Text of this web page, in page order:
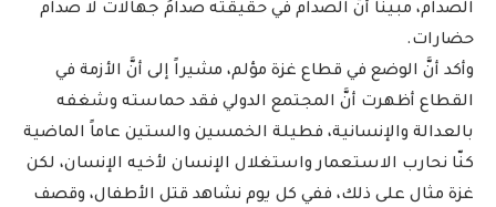
الصدام، مبينًا أنَّ الصدام في حقيقته صدامُ جهالات لا صدام
حضارات.
وأكد أنَّ الوضع في قطاع غزة مؤلم، مشيراً إلى أنَّ الأزمة في
القطاع أظهرت أنَّ المجتمع الدولي فقد حماسته وشغفه
بالعدالة والإنسانية، فطيلة الخمسين والستين عاماً الماضية
كنّا نحارب الاستعمار واستغلال الإنسان لأخيه الإنسان، لكن
غزة مثال على ذلك، ففي كل يوم نشاهد قتل الأطفال، وقصف